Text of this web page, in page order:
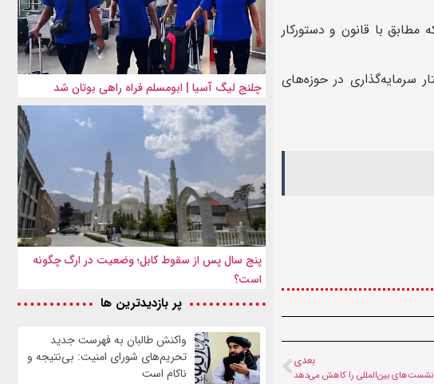
با قانون و دستورکار
سرمایه‌گذاری در حوزه‌های
بعدی
نشست‌های بین‌المللی را کاهش می‌دهد
چلنج لیگ آسیا | ابومسلم فراه راهی بوتان شد
پنج سال پس از سقوط کابل؛ وضعیت در ارگ چگونه
است؟
پر بازدیدترین ها
واكنش طالبان به فهرست جدید
تحریم‌های شورای امنیت: بی‌نتیجه و
ناکام است